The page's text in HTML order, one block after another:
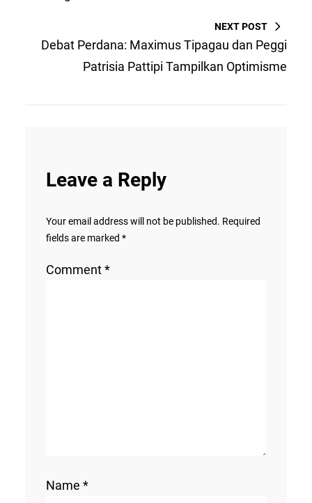
NEXT POST
Debat Perdana: Maximus Tipagau dan Peggi
Patrisia Pattipi Tampilkan Optimisme
Leave a Reply
Your email address will not be published. Required
fields are marked *
Comment*
Name *